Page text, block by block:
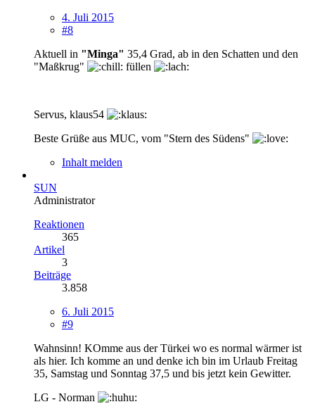
4. Juli 2015
#8
Aktuell in "Minga" 35,4 Grad, ab in den Schatten und den
"Maßkrug"
füllen
Servus, klaus54
Beste Grüße aus MUC, vom "Stern des Südens"
Inhalt melden
SUN
Administrator
Reaktionen
365
Artikel
3
Beiträge
3.858
6. Juli 2015
#9
Wahnsinn! KOmme aus der Türkei wo es normal wärmer ist
als hier. Ich komme an und denke ich bin im Urlaub Freitag
35, Samstag und Sonntag 37,5 und bis jetzt kein Gewitter.
LG - Norman